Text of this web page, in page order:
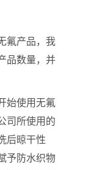
氟产品，我
品数量，并
始使用无氟
司所使用的
后晾干性
予防水织物